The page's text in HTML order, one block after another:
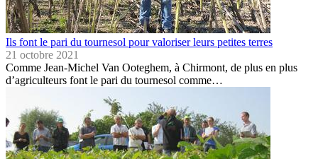
Ils font le pari du tournesol pour valoriser leurs petites terres
21 octobre 2021
Comme Jean-Michel Van Ooteghem, à Chirmont, de plus en plus
d’agriculteurs font le pari du tournesol comme…